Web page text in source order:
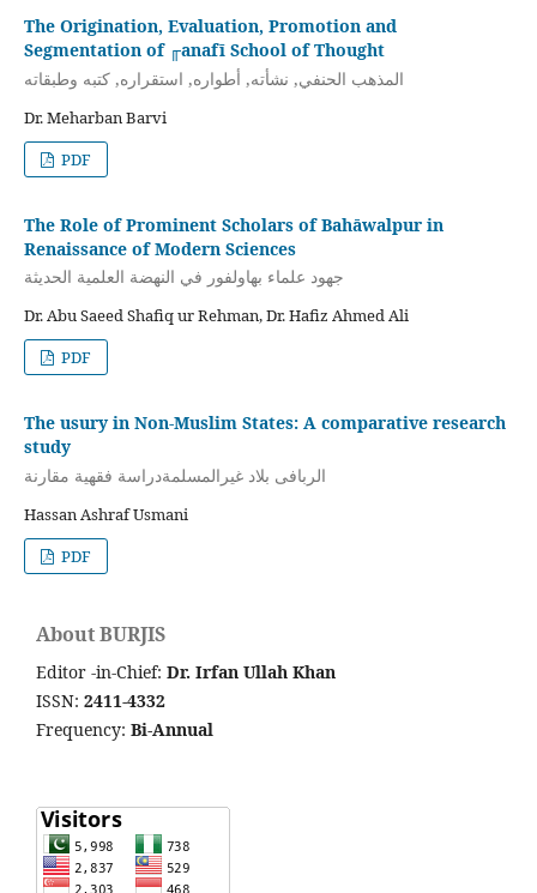
The Origination, Evaluation, Promotion and
Segmentation of ╓anafī School of Thought
المذهب الحنفي, نشأته, أطواره, استقراره, كتبه وطبقاته
Dr. Meharban Barvi
PDF
The Role of Prominent Scholars of Bahāwalpur in
Renaissance of Modern Sciences
جهود علماء بهاولفور في النهضة العلمیة الحدیثة
Dr. Abu Saeed Shafiq ur Rehman, Dr. Hafiz Ahmed Ali
PDF
The usury in Non-Muslim States: A comparative research
study
الربافی بلاد غیرالمسلمةدراسة فقهیة مقارنة
Hassan Ashraf Usmani
PDF
About BURJIS
Editor -in-Chief: Dr. Irfan Ullah Khan
ISSN: 2411-4332
Frequency: Bi-Annual